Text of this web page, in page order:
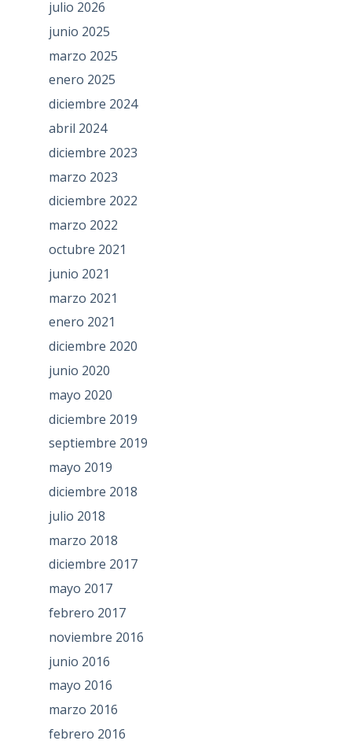
julio 2026
junio 2025
marzo 2025
enero 2025
diciembre 2024
abril 2024
diciembre 2023
marzo 2023
diciembre 2022
marzo 2022
octubre 2021
junio 2021
marzo 2021
enero 2021
diciembre 2020
junio 2020
mayo 2020
diciembre 2019
septiembre 2019
mayo 2019
diciembre 2018
julio 2018
marzo 2018
diciembre 2017
mayo 2017
febrero 2017
noviembre 2016
junio 2016
mayo 2016
marzo 2016
febrero 2016